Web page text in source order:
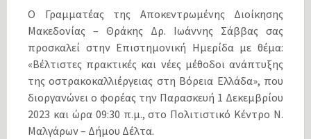
O Γραμματέας της Αποκεντρωμένης Διοίκησης
Μακεδονίας – Θράκης Δρ. Ιωάννης Σάββας σας
προσκαλεί στην Επιστημονική Ημερίδα με θέμα:
«Βέλτιστες πρακτικές και νέες μέθοδοι ανάπτυξης
της οστρακοκαλλιέργειας στη Βόρεια Ελλάδα», που
διοργανώνει ο φορέας την Παρασκευή 1 Δεκεμβρίου
2023 και ώρα 09:30 π.μ., στο Πολιτιστικό Κέντρο Ν.
Μαλγάρων – Δήμου Δέλτα.